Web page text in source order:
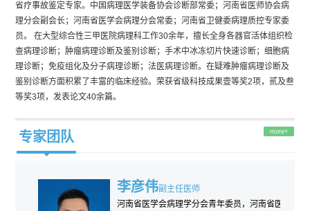
液基TCT及P16/Ki-67诊断、宫颈甲基化检测超早期发现宫颈癌；
结直肠癌甲基化检测超早期发现结直肠癌；DNA倍体分析；非妇
细胞病理诊断及细胞块病理诊断；疑难病理会诊及远程病理会
诊；分子病理诊断；尸体解剖等。开展的相关技术包括免疫组
化、特殊染色、原位杂交、荧光原位杂交、荧光实时定量PCR、
肿瘤靶向药物及化疗药物基因检测、病原体宏基因组测序、人实
体瘤及血液肿瘤基因突变检测、人微小分子基线检测、实体瘤微
病理、常规病理与术中冰冻诊断准确、可靠，免疫组化技术成熟
稳定。在国际国内期刊发表论文80余篇，荣获中国职业安全健康
省疗事故鉴定专家。中国病理医学装备协会诊断部常委；河南省医师协会病
理分会副会长；河南省医学会病理分会常委；河南省卫健委病理质控专家委
员。 在大型综合性三甲医院病理科工作30余年，擅长全身各器官活体组织检
查病理诊断；肿瘤病理诊断及鉴别诊断；手术中冰冻切片快速诊断；细胞病
理诊断；免疫组化及分子病理诊断；法医病理诊断。在疑难肿瘤病理诊断及
鉴别诊断方面积累了丰富的临床经验。荣获省级科技成果壹等奖2项，贰及叁
等奖3项，发表论文40余篇。
专家团队 more+
副主任医师
河南省抗癌协会病理会诊专家，河南省和郑州
曾分别